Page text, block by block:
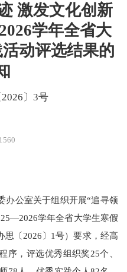
激发文化创新
学年全省大
动评选结果的
〕3号
公室关于组织开展“追寻领
学年全省大学生寒假
思〔2026〕1号）要求，经高
序，评选优秀组织奖25个、